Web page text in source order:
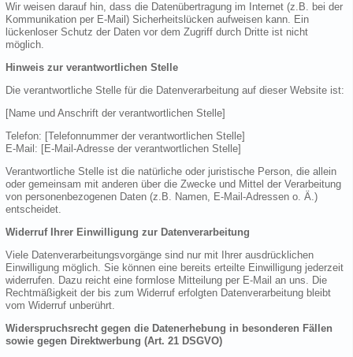
Wir weisen darauf hin, dass die Datenübertragung im Internet (z.B. bei der
Kommunikation per E-Mail) Sicherheitslücken aufweisen kann. Ein
lückenloser Schutz der Daten vor dem Zugriff durch Dritte ist nicht
möglich.
Hinweis zur verantwortlichen Stelle
Die verantwortliche Stelle für die Datenverarbeitung auf dieser Website ist:
[Name und Anschrift der verantwortlichen Stelle]
Telefon: [Telefonnummer der verantwortlichen Stelle]
E-Mail: [E-Mail-Adresse der verantwortlichen Stelle]
Verantwortliche Stelle ist die natürliche oder juristische Person, die allein
oder gemeinsam mit anderen über die Zwecke und Mittel der Verarbeitung
von personenbezogenen Daten (z.B. Namen, E-Mail-Adressen o. Ä.)
entscheidet.
Widerruf Ihrer Einwilligung zur Datenverarbeitung
Viele Datenverarbeitungsvorgänge sind nur mit Ihrer ausdrücklichen
Einwilligung möglich. Sie können eine bereits erteilte Einwilligung jederzeit
widerrufen. Dazu reicht eine formlose Mitteilung per E-Mail an uns. Die
Rechtmäßigkeit der bis zum Widerruf erfolgten Datenverarbeitung bleibt
vom Widerruf unberührt.
Widerspruchsrecht gegen die Datenerhebung in besonderen Fällen
sowie gegen Direktwerbung (Art. 21 DSGVO)